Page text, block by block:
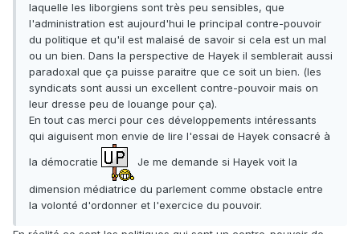
laquelle les liborgiens sont très peu sensibles, que
l'administration est aujourd'hui le principal contre-pouvoir
du politique et qu'il est malaisé de savoir si cela est un mal
ou un bien. Dans la perspective de Hayek il semblerait aussi
paradoxal que ça puisse paraitre que ce soit un bien. (les
syndicats sont aussi un excellent contre-pouvoir mais on
leur dresse peu de louange pour ça).
En tout cas merci pour ces développements intéressants
qui aiguisent mon envie de lire l'essai de Hayek consacré à
la démocratie
Je me demande si Hayek voit la
dimension médiatrice du parlement comme obstacle entre
la volonté d'ordonner et l'exercice du pouvoir.